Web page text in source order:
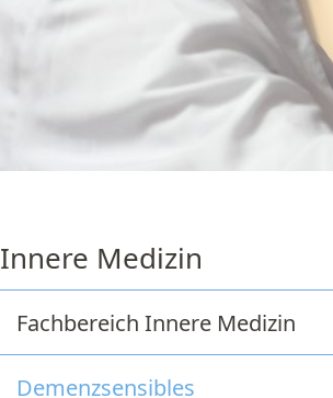
Innere Medizin
Fachbereich Innere Medizin
Demenzsensibles